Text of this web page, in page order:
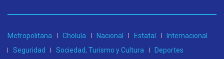
Metropolitana Cholula Nacional Estatal
Internacional
Seguridad
Sociedad, Turismo y Cultura Deportes